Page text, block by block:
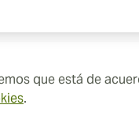
que está de
.